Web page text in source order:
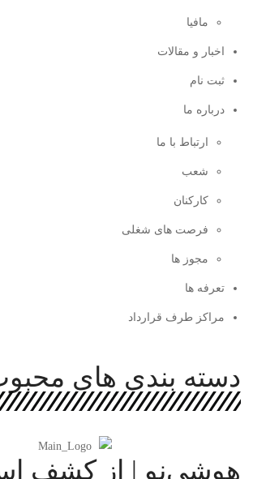
مافیا
اخبار و مقالات
ثبت نام
درباره ما
ارتباط با ما
شعب
کارکنان
فرصت های شغلی
مجوز ها
تعرفه ها
مراکز طرف قرارداد
دسته بندی های
هوشی‌نو | از کشف